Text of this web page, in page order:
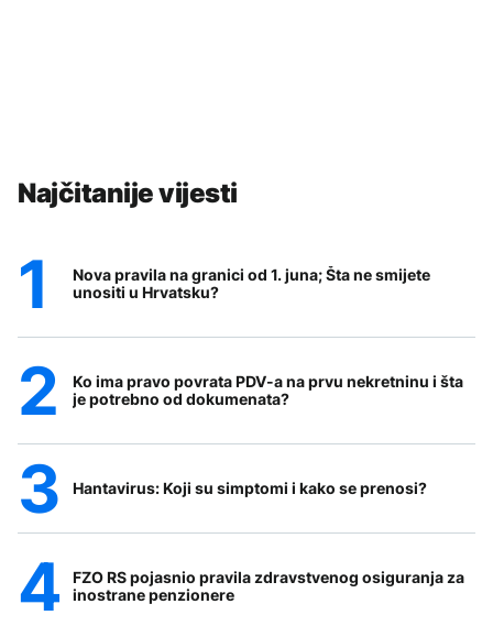
Najčitanije vijesti
Nova pravila na granici od 1. juna; Šta ne smijete
unositi u Hrvatsku?
Ko ima pravo povrata PDV-a na prvu nekretninu i šta
je potrebno od dokumenata?
Hantavirus: Koji su simptomi i kako se prenosi?
FZO RS pojasnio pravila zdravstvenog osiguranja za
inostrane penzionere